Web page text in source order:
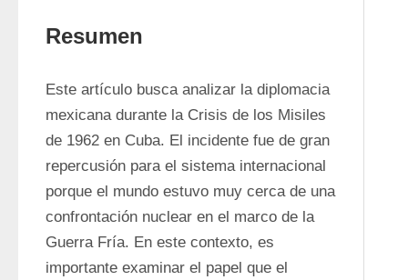
Resumen
Este artículo busca analizar la diplomacia
mexicana durante la Crisis de los Misiles
de 1962 en Cuba. El incidente fue de gran
repercusión para el sistema internacional
porque el mundo estuvo muy cerca de una
confrontación nuclear en el marco de la
Guerra Fría. En este contexto, es
importante examinar el papel que el